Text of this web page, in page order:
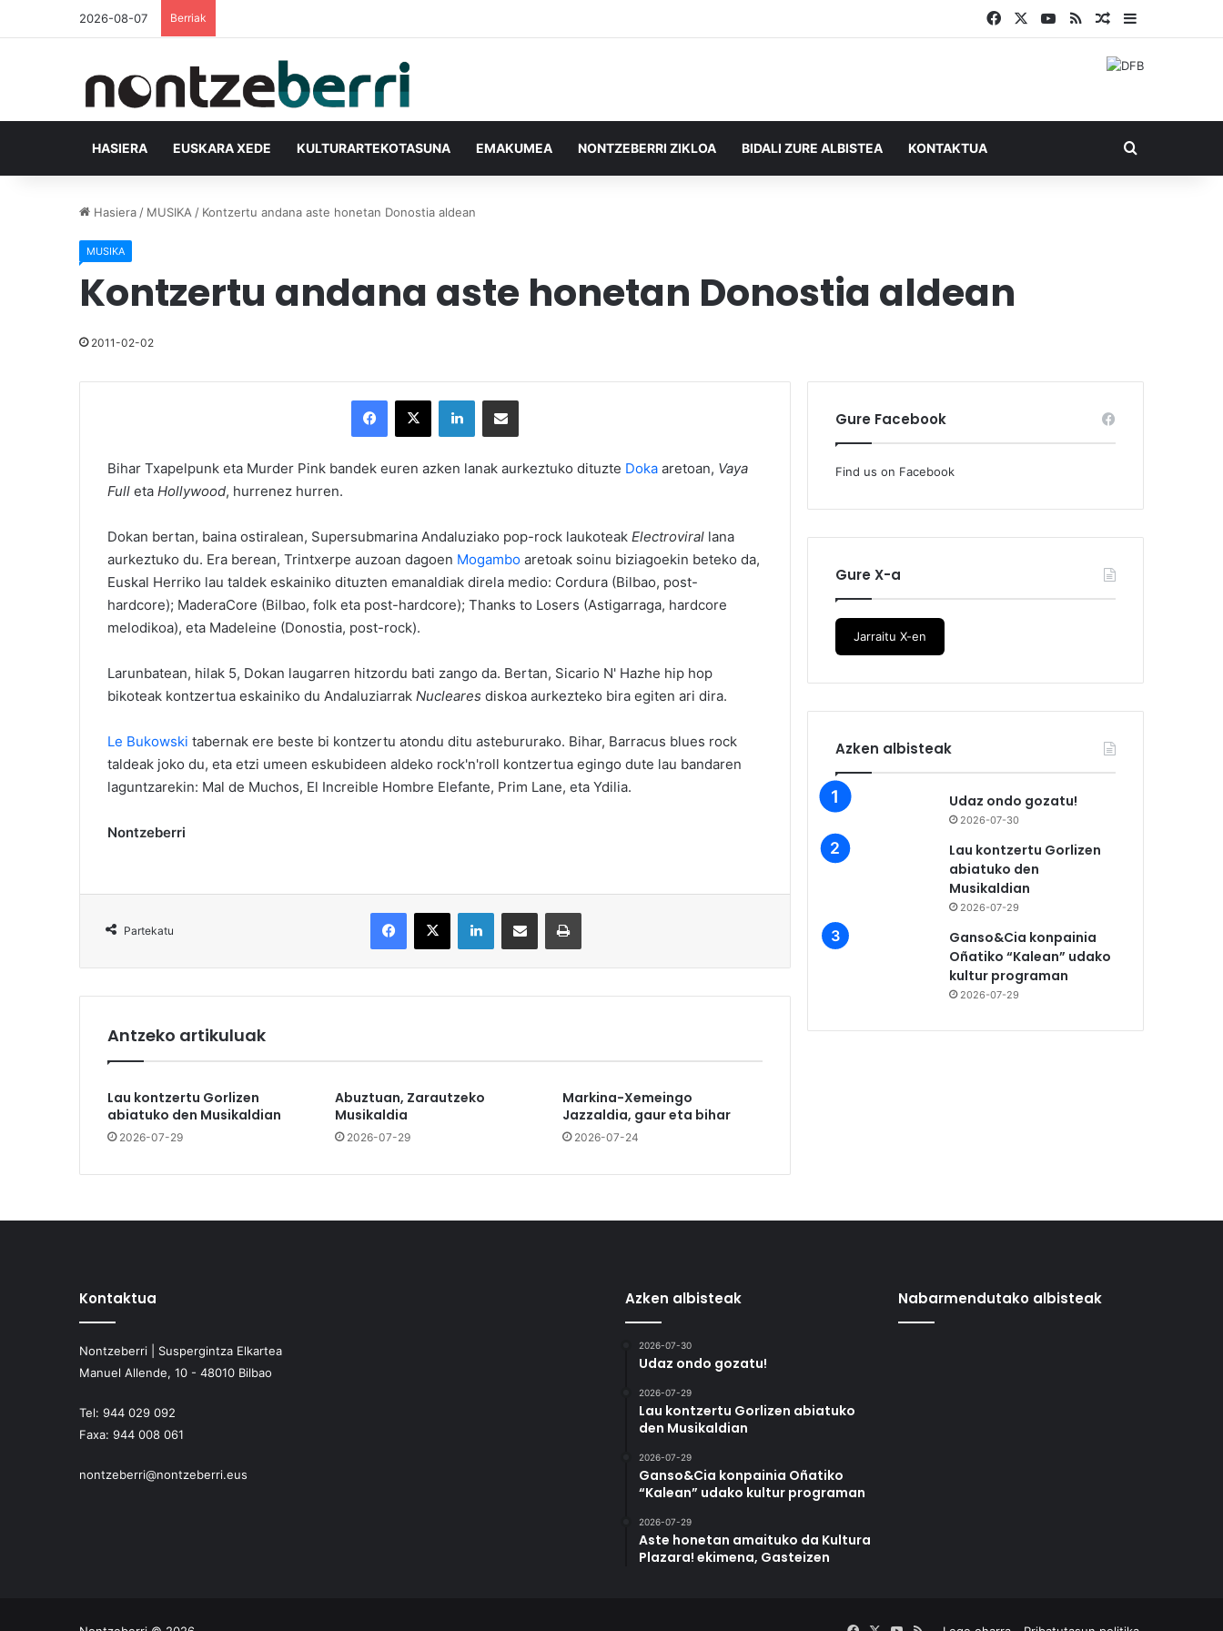
2026-08-07 Berriak Facebook YouTube
RSS Ausazko
HASIERA EUSKARA XEDE KULTURARTEKOTASUNA EMAKUMEA NONTZEBERRI ZIKLOA BIDALI ZURE ALBISTEA KONTAKTUA
Hasiera / MUSIKA / Kontzertu andana aste honetan Donostia aldean
MUSIKA
Kontzertu andana aste honetan Donostia aldean
2011-02-02
Bihar Txapelpunk eta Murder Pink bandek euren azken lanak aurkeztuko dituzte Doka aretoan, Vaya
Full eta Hollywood, hurrenez hurren.
Dokan bertan, baina ostiralean, Supersubmarina Andaluziako pop-rock laukoteak Electroviral lana
aurkeztuko du. Era berean, Trintxerpe auzoan dagoen Mogambo aretoak soinu biziagoekin beteko da,
Euskal Herriko lau taldek eskainiko dituzten emanaldiak direla medio: Cordura (Bilbao, post-
hardcore); MaderaCore (Bilbao, folk eta post-hardcore); Thanks to Losers (Astigarraga, hardcore
melodikoa), eta Madeleine (Donostia, post-rock).
Larunbatean, hilak 5, Dokan laugarren hitzordu bati zango da. Bertan, Sicario N' Hazhe hip hop
bikoteak kontzertua eskainiko du Andaluziarrak Nucleares diskoa aurkezteko bira egiten ari dira.
Le Bukowski tabernak ere beste bi kontzertu atondu ditu astebururako. Bihar, Barracus blues rock
taldeak joko du, eta etzi umeen eskubideen aldeko rock'n'roll kontzertua egingo dute lau bandaren
laguntzarekin: Mal de Muchos, El Increible Hombre Elefante, Prim Lane, eta Ydilia.
Nontzeberri
Partekatu
Antzeko artikuluak
Lau kontzertu Gorlizen
abiatuko den Musikaldian
2026-07-29
Abuztuan, Zarautzeko
Musikaldia
2026-07-29
Markina-Xemeingo
Jazzaldia, gaur eta bihar
2026-07-24
Gure Facebook
Find us on Facebook
Gure X-a
Jarraitu X-en
Azken albisteak
Udaz ondo gozatu!
2026-07-30
Lau kontzertu Gorlizen
abiatuko den
Musikaldian
2026-07-29
Ganso&Cia konpainia
Oñatiko “Kalean” udako
kultur programan
2026-07-29
Kontaktua
Nontzeberri | Suspergintza Elkartea
Manuel Allende, 10 - 48010 Bilbao
Tel: 944 029 092
Faxa: 944 008 061
nontzeberri@nontzeberri.eus
Azken albisteak
2026-07-30
Udaz ondo gozatu!
2026-07-29
Lau kontzertu Gorlizen abiatuko
den Musikaldian
2026-07-29
Ganso&Cia konpainia Oñatiko
“Kalean” udako kultur programan
2026-07-29
Aste honetan amaituko da Kultura
Plazara! ekimena, Gasteizen
Nabarmendutako albisteak